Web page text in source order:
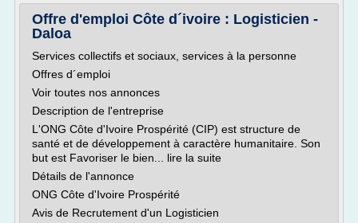
Offre d'emploi Côte d´ivoire : Logisticien -
Daloa
Services collectifs et sociaux, services à la personne
Offres d´emploi
Voir toutes nos annonces
Description de l'entreprise
L'ONG Côte d'Ivoire Prospérité (CIP) est structure de
santé et de développement à caractère humanitaire. Son
but est Favoriser le bien... lire la suite
Détails de l'annonce
ONG Côte d'Ivoire Prospérité
Avis de Recrutement d'un Logisticien